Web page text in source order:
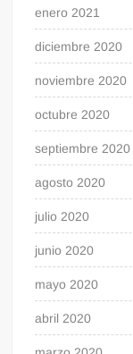
enero 2021
diciembre 2020
noviembre 2020
octubre 2020
septiembre 2020
agosto 2020
julio 2020
junio 2020
mayo 2020
abril 2020